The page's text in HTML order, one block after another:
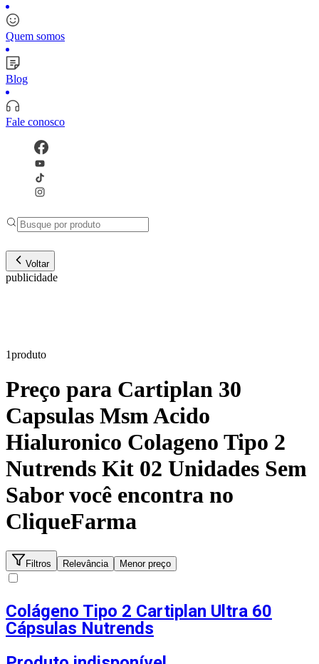
Quem somos
Blog
Fale conosco
Voltar
publicidade
1produto
Preço para Cartiplan 30
Capsulas Msm Acido
Hialuronico Colageno Tipo 2
Nutrends Kit 02 Unidades Sem
Saborvocê encontra no
CliqueFarma
Filtros Relevância Menor preço
Colágeno Tipo 2 Cartiplan Ultra 60
Cápsulas Nutrends